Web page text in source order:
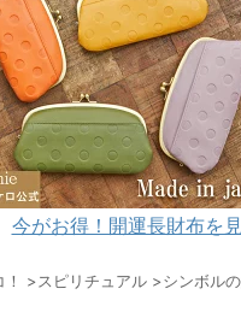
今がお得！開運長財布を
>スピリチュアル >シンボル